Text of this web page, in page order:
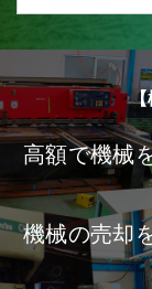
高額で機械
機械の売却